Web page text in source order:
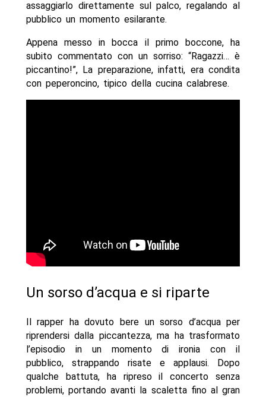
assaggiarlo direttamente sul palco, regalando al
pubblico un momento esilarante.
Appena messo in bocca il primo boccone, ha
subito commentato con un sorriso: “Ragazzi… è
piccantino!”, La preparazione, infatti, era condita
con peperoncino, tipico della cucina calabrese.
Un sorso d’acqua e si riparte
Il rapper ha dovuto bere un sorso d’acqua per
riprendersi dalla piccantezza, ma ha trasformato
l’episodio in un momento di ironia con il
pubblico, strappando risate e applausi. Dopo
qualche battuta, ha ripreso il concerto senza
problemi, portando avanti la scaletta fino al gran